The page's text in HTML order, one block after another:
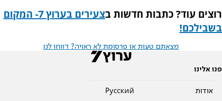
רוצים עוד? כתבות חדשות ב
צעירים בערוץ 7- המקום
בשבילכם!
מצאתם טעות או פרסומת לא ראויה? דווחו לנו
פנו אלינו
אודות
Pусский